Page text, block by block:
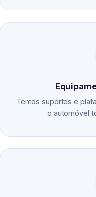
Temos suportes e
o automóvel